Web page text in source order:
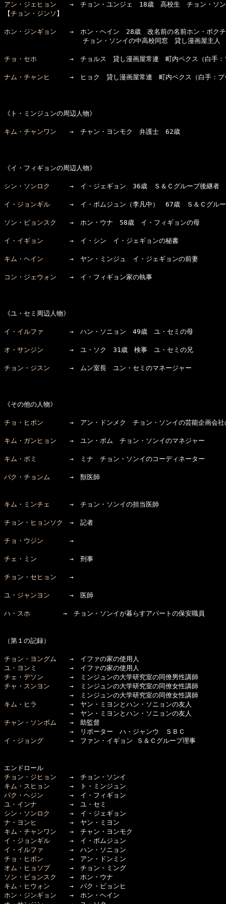
アン・ジェヒョン →　チョン・ユンジェ　18歳　高校生　チョン・ソン
【チョン・ジンソ 】
ホン・ジンギョン →　ホン・ヘイン　28歳　改名前の名前ホン・ポク
チョン・ソンイの中高校同窓　貸し漫画屋主人
チョ・セホ →　チョルス　貸し漫画屋常連　町内ペクス（白手：
ナム・チャンヒ →　ヒョク　貸し漫画屋常連　町内ペクス（白手：プ
《ト・ミンジュンの周辺人物》
キム・チャンワン →　チャン・ヨンモク　弁護士　62歳
《イ・フィギョンの周辺人物》
シン・ソンロク →　イ・ジェギョン　36歳　Ｓ＆Ｃグループ後継者　
イ・ジョンギル →　イ・ボムジュン（李凡中）　67歳　Ｓ＆Ｃグルー
ソン・ビョンスク →　ホン・ウナ　58歳　イ・フィギョンの母
イ・イギョン →　イ・シン　イ・ジェギョンの秘書
キム・ヘイン →　ヤン・ミンジュ　イ・ジェギョンの前妻
コン・ジェウォン →　イ・フィギョン家の執事
《ユ・セミ周辺人物》
イ・イルファ →　ハン・ソニョン　49歳　ユ・セミの母
オ・サンジン →　ユ・ソク　31歳　検事　ユ・セミの兄
チョン・ジスン →　ムン室長　ユン・セミのマネージャー
《その他の人物》
チョ・ヒボン →　アン・ドンメク　チョン・ソンイの芸能企画会社
キム・ガンヒョン →　ユン・ボム　チョン・ソンイのマネジャー
キム・ボミ →　ミナ　チョン・ソンイのコーディネーター
パク・チョンム →　獣医師
キム・ミンチェ →　チョン・ソンイの担当医師
チョン・ヒョンソク →　記者
チョ・ウジン →
チェ・ミン →　刑事
チョン・セヒョン →
ユ・ジャンヨン →　医師
ハ・スホ →　チョン・ソンイが暮らすアパートの保安職員
（第１の記録）
チョン・ヨングム
ユ・ヨンミ
チェ・デソン
チャ・スンヨン →　ミンジュンの大学研究室の同僚女性講師
キム・ヒラ
→　ヤン・ミヨンとハン・ソニョンの友人
チャン・ソンボム →　助監督
イ・ジョング →　ファン・イギョン Ｓ＆Ｃグループ理事
チョン・ジヒョン
キム・スヒョン
パク・ヘジン
ユ・インナ
シン・ソンロク
ナ・ヨンヒ
キム・チャンワン
イ・ジョンギル
イ・イルファ
チョ・ヒボン
オム・ヒョソプ
ソン・ビョンスク
キム・ヒウォン
ホン・ジンギョン